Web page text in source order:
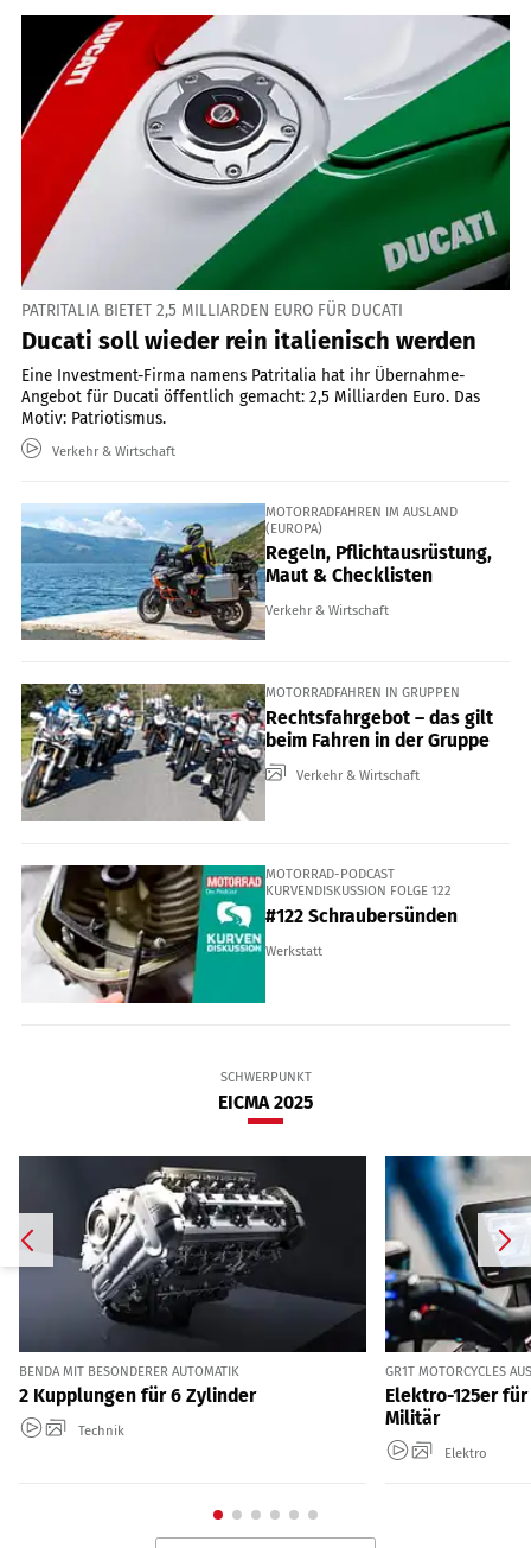
PATRITALIA BIETET 2,5 MILLIARDEN EURO FÜR DUCATI
Ducati soll wieder rein italienisch werden
Eine Investment-Firma namens Patritalia hat ihr Übernahme-
Angebot für Ducati öffentlich gemacht: 2,5 Milliarden Euro. Das
Motiv: Patriotismus.
Verkehr & Wirtschaft
MOTORRADFAHREN IM AUSLAND
(EUROPA)
Regeln, Pflichtausrüstung,
Maut & Checklisten
Verkehr & Wirtschaft
MOTORRADFAHREN IN GRUPPEN
Rechtsfahrgebot – das gilt
beim Fahren in der Gruppe
Verkehr & Wirtschaft
MOTORRAD-PODCAST
KURVENDISKUSSION FOLGE 122
#122 Schraubersünden
Werkstatt
SCHWERPUNKT
EICMA 2025
BENDA MIT BESONDERER AUTOMATIK
2 Kupplungen für 6 Zylinder
Technik
GR1T MOTORCYCLES
Elektro-125er
Militär
Elektro